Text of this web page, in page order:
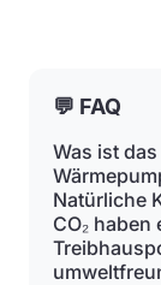
💬 FAQ
Was ist
Natürliche
CO₂